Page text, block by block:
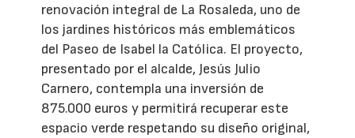
renovación integral de La Rosaleda, uno de
los jardines históricos más emblemáticos
del Paseo de Isabel la Católica. El proyecto,
presentado por el alcalde, Jesús Julio
Carnero, contempla una inversión de
875.000 euros y permitirá recuperar este
espacio verde respetando su diseño original,